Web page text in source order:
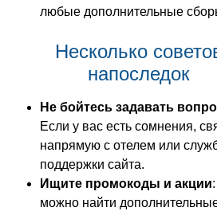
любые дополнительные
Несколько
напоследок
Не бойтесь задавать
Если у вас есть сомнения,
напрямую с отелем или
поддержки сайта.
Ищите промокоды и акции
можно найти